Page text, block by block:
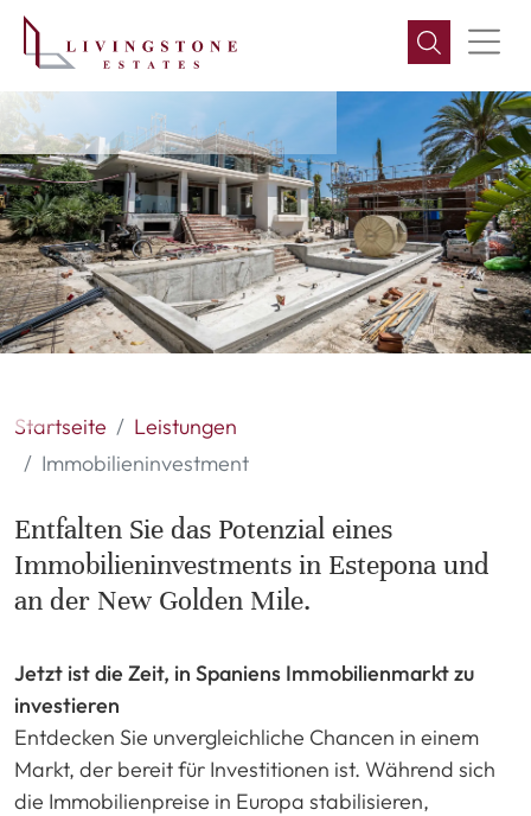
Immobilieninvestment
Startseite
Leistungen
Immobilieninvestment
Entfalten Sie das Potenzial eines
Immobilieninvestments in Estepona und
an der New Golden Mile.
Jetzt ist die Zeit, in Spaniens Immobilienmarkt zu
investieren
Entdecken Sie unvergleichliche Chancen in einem
Markt, der bereit für Investitionen ist. Während sich
die Immobilienpreise in Europa stabilisieren,